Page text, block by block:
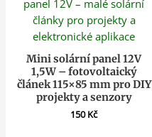
Mini solární panel 12V
1,5W – fotovoltaický
článek 115×85 mm pro DIY
projekty a senzory
150Kč